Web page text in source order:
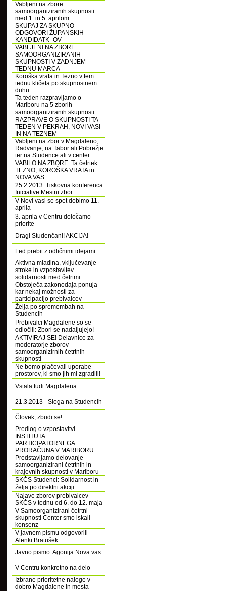
Vabljeni na zbore
samoorganiziranih skupnosti
med 1. in 5. aprilom
SKUPAJ ZA SKUPNO -
ODGOVORI ŽUPANSKIH
KANDIDATK_OV
VABLJENI NA ZBORE
SAMOORGANIZIRANIH
SKUPNOSTI V ZADNJEM
TEDNU MARCA
Koroška vrata in Tezno v tem
tednu kličeta po skupnostnem
duhu
Ta teden razpravljamo o
Mariboru na 5 zborih
samoorganiziranih skupnosti
RAZPRAVE O SKUPNOSTI TA
TEDEN V PEKRAH, NOVI VASI
IN NA TEZNEM
Vabljeni na zbor v Magdaleno,
Radvanje, na Tabor ali Pobrežje
ter na Studence ali v center
VABILO NA ZBORE: Ta četrtek
TEZNO, KOROŠKA VRATA in
NOVA VAS
25.2.2013: Tiskovna konferenca
Iniciative Mestni zbor
V Novi vasi se spet dobimo 11.
aprila
3. aprila v Centru določamo
priorite
Dragi Studenčani! AKCIJA!
Led prebit z odličnimi idejami
Aktivna mladina, vključevanje
stroke in vzpostavitev
solidarnosti med četrtmi
Obstoječa zakonodaja ponuja
kar nekaj možnosti za
participacijo prebivalcev
Želja po spremembah na
Studencih
Prebivalci Magdalene so se
odločili: Zbori se nadaljujejo!
AKTIVIRAJ SE! Delavnice za
moderatorje zborov
samoorganizirnih četrtnih
skupnosti
Ne bomo plačevali uporabe
prostorov, ki smo jih mi zgradili!
Vstala tudi Magdalena
21.3.2013 - Sloga na Studencih
Človek, zbudi se!
Predlog o vzpostavitvi
INSTITUTA
PARTICIPATORNEGA
PRORAČUNA V MARIBORU
Predstavljamo delovanje
samoorganizirani četrtnih in
krajevnih skupnosti v Mariboru
SKČS Studenci: Solidarnost in
želja po direktni akciji
Najave zborov prebivalcev
SKČS v tednu od 6. do 12. maja
V Samoorganizirani četrtni
skupnosti Center smo iskali
konsenz
V javnem pismu odgovorili
Alenki Bratušek
Javno pismo: Agonija Nova vas
V Centru konkretno na delo
Izbrane prioritetne naloge v
dobro Magdalene in mesta